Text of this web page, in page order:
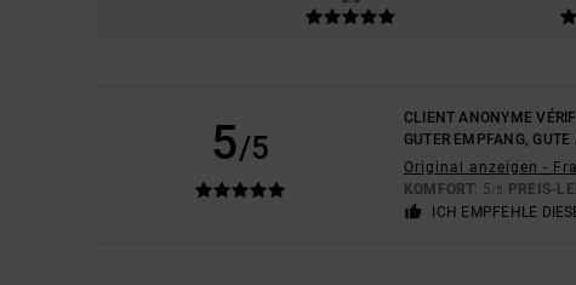
5/5
CLIENT ANONYME
GUTER EMPFANG,
Original anzeigen -
KOMFORT: 5/5 PREIS-
ICH EMPFEHLE